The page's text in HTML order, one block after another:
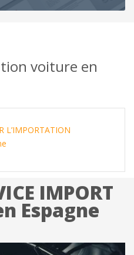
voiture en
L’IMPORTATION
IMPORT
Espagne